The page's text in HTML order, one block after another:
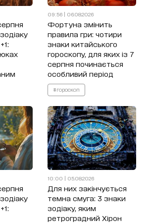
09:56 | 06.08.2026
Фортуна змінить
правила гри: чотири
знаки китайського
гороскопу, для яких із 7
серпня починається
особливий період
#гороскоп
10:00 | 05.08.2026
Для них закінчується
темна смуга: 3 знаки
зодіаку, яким
ретроградний Хірон